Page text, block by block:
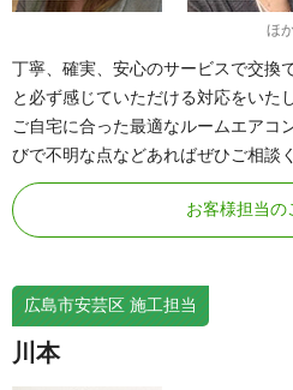
ほ
丁寧、確実、安心のサービスで交換
と必ず感じていただける対応をいた
ご自宅に合った最適なルームエアコ
びで不明な点などあればぜひご相談
お客様担当の
広島市安芸区 施工担当
川本